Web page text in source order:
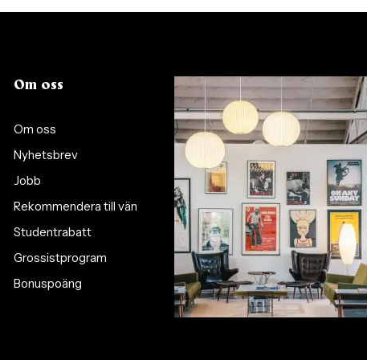
Om oss
Om oss
Nyhetsbrev
Jobb
Rekommendera till vän
Studentrabatt
Grossistprogram
Bonuspoäng